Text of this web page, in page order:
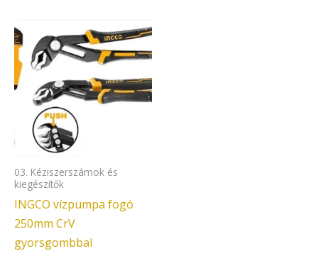
03. Kéziszerszámok és
kiegészítők
INGCO vízpumpa fogó
250mm CrV
gyorsgombbal